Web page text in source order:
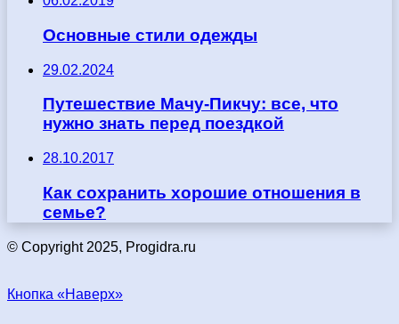
Основные стили одежды
29.02.2024
Путешествие Мачу-Пикчу: все, что
нужно знать перед поездкой
28.10.2017
Как сохранить хорошие отношения в
семье?
© Copyright 2025, Progidra.ru
Кнопка «Наверх»